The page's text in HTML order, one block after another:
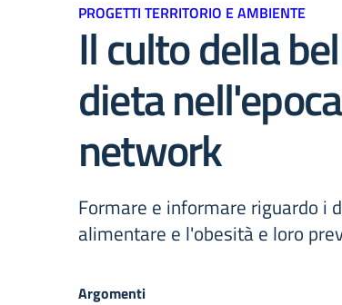
PROGETTI TERRITORIO E AMBIENTE
Il culto della
dieta
network
Formare e informare riguardo i
alimentare e l'obesità e loro
Argomenti